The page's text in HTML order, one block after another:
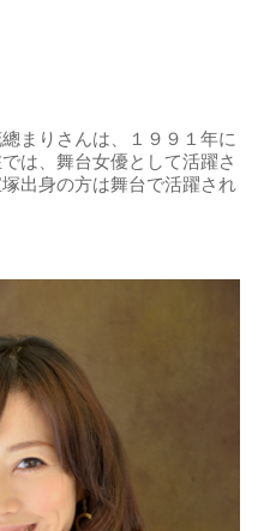
まりさんは、１９９１年に
は、舞台女優として活躍さ
出身の方は舞台で活躍され